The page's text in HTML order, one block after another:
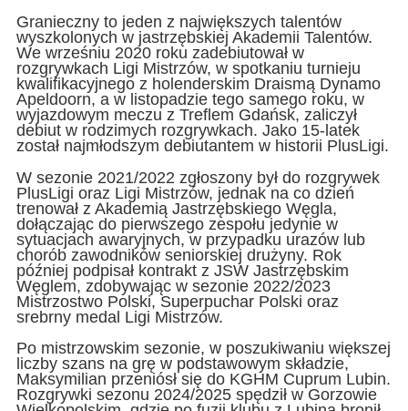
Granieczny to jeden z największych talentów
wyszkolonych w jastrzębskiej Akademii Talentów.
We wrześniu 2020 roku zadebiutował w
rozgrywkach Ligi Mistrzów, w spotkaniu turnieju
kwalifikacyjnego z holenderskim Draismą Dynamo
Apeldoorn, a w listopadzie tego samego roku, w
wyjazdowym meczu z Treflem Gdańsk, zaliczył
debiut w rodzimych rozgrywkach. Jako 15-latek
został najmłodszym debiutantem w historii PlusLigi.
W sezonie 2021/2022 zgłoszony był do rozgrywek
PlusLigi oraz Ligi Mistrzów, jednak na co dzień
trenował z Akademią Jastrzębskiego Węgla,
dołączając do pierwszego zespołu jedynie w
sytuacjach awaryjnych, w przypadku urazów lub
chorób zawodników seniorskiej drużyny. Rok
później podpisał kontrakt z JSW Jastrzębskim
Węglem, zdobywając w sezonie 2022/2023
Mistrzostwo Polski, Superpuchar Polski oraz
srebrny medal Ligi Mistrzów.
Po mistrzowskim sezonie, w poszukiwaniu większej
liczby szans na grę w podstawowym składzie,
Maksymilian przeniósł się do KGHM Cuprum Lubin.
Rozgrywki sezonu 2024/2025 spędził w Gorzowie